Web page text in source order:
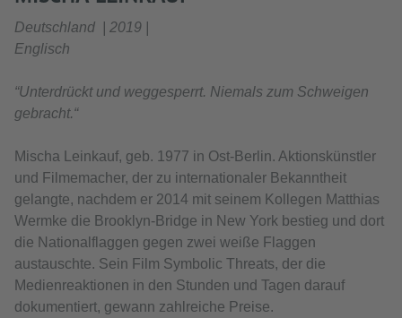
Deutschland | 2019 |
Englisch
“Unterdrückt und weggesperrt. Niemals zum Schweigen
gebracht.“
Mischa Leinkauf, geb. 1977 in Ost-Berlin. Aktionskünstler
und Filmemacher, der zu internationaler Bekanntheit
gelangte, nachdem er 2014 mit seinem Kollegen Matthias
Wermke die Brooklyn-Bridge in New York bestieg und dort
die Nationalflaggen gegen zwei weiße Flaggen
austauschte. Sein Film Symbolic Threats, der die
Medienreaktionen in den Stunden und Tagen darauf
dokumentiert, gewann zahlreiche Preise.